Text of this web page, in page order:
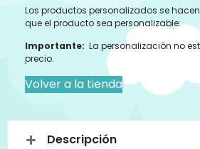
Los productos personalizados se
que el producto sea personalizable:
Importante: La personalización no
precio.
Volver a la tienda
Descripción